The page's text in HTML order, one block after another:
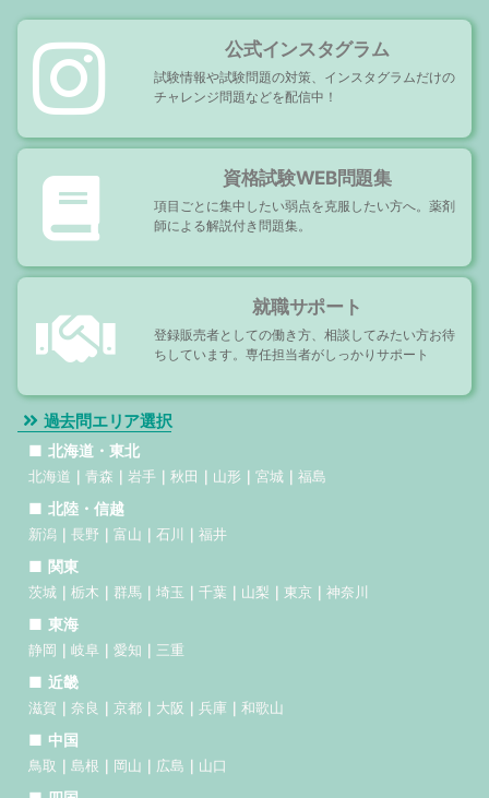
公式インスタグラム
試験情報や試験問題の対策、インスタグラムだけの
チャレンジ問題などを配信中！
資格試験WEB問題集
項目ごとに集中したい弱点を克服したい方へ。薬剤
師による解説付き問題集。
就職サポート
登録販売者としての働き方、相談してみたい方お待
ちしています。専任担当者がしっかりサポート
過去問エリア選択
北海道・東北
北海道 青森 岩手 秋田 山形 宮城 福島
北陸・信越
新潟 長野 富山 石川 福井
関東
茨城 栃木 群馬 埼玉 千葉 山梨 東京 神奈川
東海
静岡 岐阜 愛知 三重
近畿
滋賀 奈良 京都 大阪 兵庫 和歌山
中国
鳥取 島根 岡山 広島 山口